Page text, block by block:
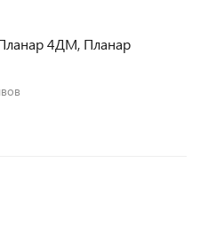
4ДМ, Планар